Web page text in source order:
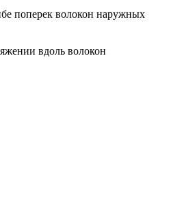
поперек волокон наружных
вдоль волокон